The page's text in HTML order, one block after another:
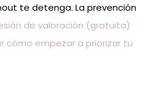
te detenga. La prevención
de valoración (gratuita)
cómo empezar a priorizar tu